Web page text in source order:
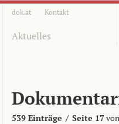
dok.at Kontakt
Aktuelles
539 Einträge / Seite 17